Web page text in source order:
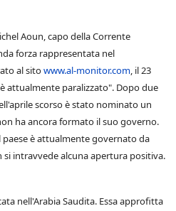
Aoun, capo della Corrente
forza rappresentata nel
al sitowww.al-monitor.com, il 23
attualmente paralizzato". Dopo due
scorso è stato nominato un
ha ancora formato il suo governo.
paese è attualmente governato da
intravvede alcuna apertura positiva.
nell'Arabia Saudita. Essa approfitta